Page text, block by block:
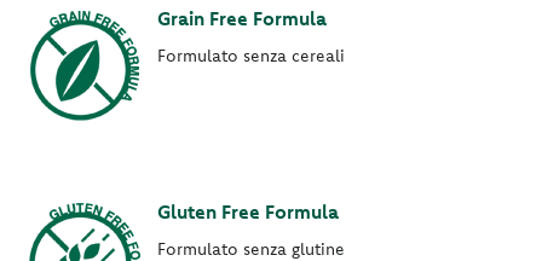
Grain Free Formula
Formulato senza cereali
Gluten Free Formula
Formulato senza glutine